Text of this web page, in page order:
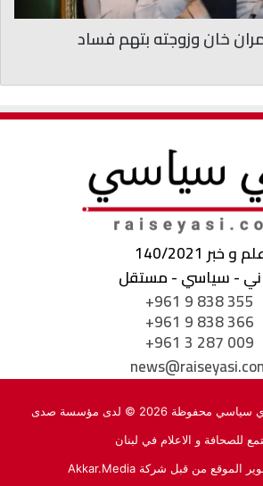
و خبر 140/2021
- سياسي - مستقل
+961 9 838 355
+961 9 838 366
+961 3 287 009
حقوق النشر لموقع رأي سياسي محفوظة 2026 © لدى مؤسسة صدى
للصحافة و الاعلام في لبنان
الموقع من قبل شركة Akkar.Media